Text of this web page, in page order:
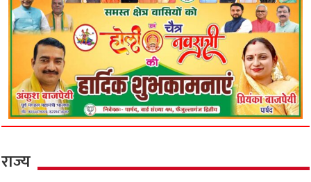
राज्य